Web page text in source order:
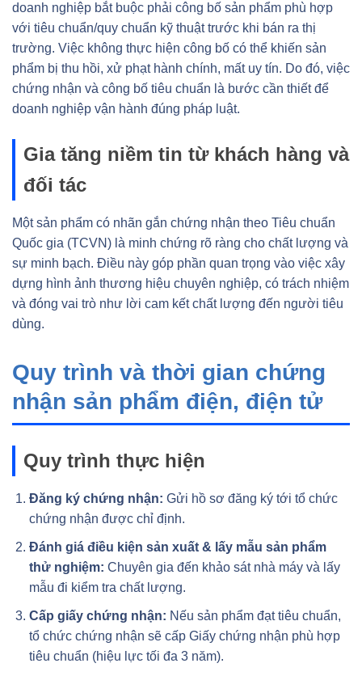
doanh nghiệp bắt buộc phải công bố sản phẩm phù hợp
với tiêu chuẩn/quy chuẩn kỹ thuật trước khi bán ra thị
trường. Việc không thực hiện công bố có thể khiến sản
phẩm bị thu hồi, xử phạt hành chính, mất uy tín. Do đó, việc
chứng nhận và công bố tiêu chuẩn là bước cần thiết để
doanh nghiệp vận hành đúng pháp luật.
Gia tăng niềm tin từ khách hàng và
đối tác
Một sản phẩm có nhãn gắn chứng nhận theo Tiêu chuẩn
Quốc gia (TCVN) là minh chứng rõ ràng cho chất lượng và
sự minh bạch. Điều này góp phần quan trọng vào việc xây
dựng hình ảnh thương hiệu chuyên nghiệp, có trách nhiệm
và đóng vai trò như lời cam kết chất lượng đến người tiêu
dùng.
Quy trình và thời gian chứng
nhận sản phẩm điện, điện tử
Quy trình thực hiện
Đăng ký chứng nhận: Gửi hồ sơ đăng ký tới tổ chức
chứng nhận được chỉ định.
Đánh giá điều kiện sản xuất & lấy mẫu sản phẩm
thử nghiệm: Chuyên gia đến khảo sát nhà máy và lấy
mẫu đi kiểm tra chất lượng.
Cấp giấy chứng nhận: Nếu sản phẩm đạt tiêu chuẩn,
tổ chức chứng nhận sẽ cấp Giấy chứng nhận phù hợp
tiêu chuẩn (hiệu lực tối đa 3 năm).